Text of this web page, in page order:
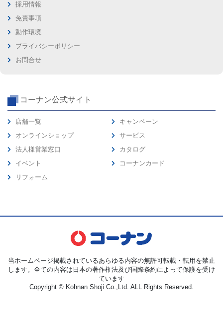
採用情報
免責事項
動作環境
プライバシーポリシー
お問合せ
コーナン公式サイト
店舗一覧
オンラインショップ
法人様営業窓口
イベント
リフォーム
キャンペーン
サービス
カタログ
コーナンカード
当ホームページ掲載されているあらゆる内容の無許可転載・転用を禁止
します。全ての内容は日本の著作権法及び国際条約によって保護を受け
ています
Copyright © Kohnan Shoji Co.,Ltd. ALL Rights Reserved.